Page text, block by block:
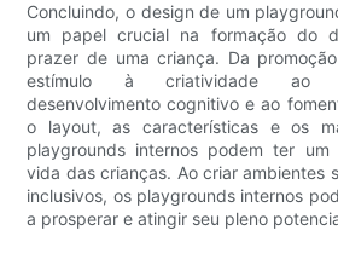
Concluindo, o design de um
um papel crucial na formação do
prazer de uma criança. Da
estímulo à criatividade ao
desenvolvimento cognitivo e ao
o layout, as características e os
playgrounds internos podem ter
vida das crianças. Ao criar ambientes
inclusivos, os playgrounds internos
a prosperar e atingir seu pleno